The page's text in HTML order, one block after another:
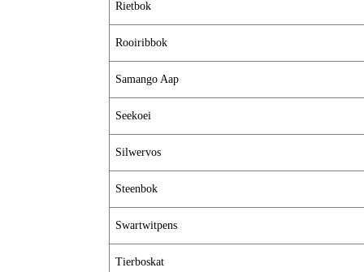
Rietbok
Rooiribbok
Samango Aap
Seekoei
Silwervos
Steenbok
Swartwitpens
Tierboskat